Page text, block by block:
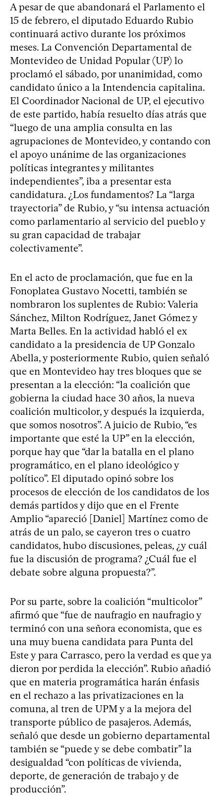
A pesar de que abandonará el Parlamento el
15 de febrero, el diputado Eduardo Rubio
continuará activo durante los próximos
meses. La Convención Departamental de
Montevideo de Unidad Popular (UP) lo
proclamó el sábado, por unanimidad, como
candidato único a la Intendencia capitalina.
El Coordinador Nacional de UP, el ejecutivo
de este partido, había resuelto días atrás que
“luego de una amplia consulta en las
agrupaciones de Montevideo, y contando con
el apoyo unánime de las organizaciones
políticas integrantes y militantes
independientes”, iba a presentar esta
candidatura. ¿Los fundamentos? La “larga
trayectoria” de Rubio, y “su intensa actuación
como parlamentario al servicio del pueblo y
su gran capacidad de trabajar
colectivamente”.
En el acto de proclamación, que fue en la
Fonoplatea Gustavo Nocetti, también se
nombraron los suplentes de Rubio: Valeria
Sánchez, Milton Rodríguez, Janet Gómez y
Marta Belles. En la actividad habló el ex
candidato a la presidencia de UP Gonzalo
Abella, y posteriormente Rubio, quien señaló
que en Montevideo hay tres bloques que se
presentan a la elección: “la coalición que
gobierna la ciudad hace 30 años, la nueva
coalición multicolor, y después la izquierda,
que somos nosotros”. A juicio de Rubio, “es
importante que esté la UP” en la elección,
porque hay que “dar la batalla en el plano
programático, en el plano ideológico y
político”. El diputado opinó sobre los
procesos de elección de los candidatos de los
demás partidos y dijo que en el Frente
Amplio “apareció [Daniel] Martínez como de
atrás de un palo, se cayeron tres o cuatro
candidatos, hubo discusiones, peleas, ¿y cuál
fue la discusión de programa? ¿Cuál fue el
debate sobre alguna propuesta?”.
Por su parte, sobre la coalición “multicolor”
afirmó que “fue de naufragio en naufragio y
terminó con una señora economista, que es
una muy buena candidata para Punta del
Este y para Carrasco, pero la verdad es que ya
dieron por perdida la elección”. Rubio añadió
que en materia programática harán énfasis
en el rechazo a las privatizaciones en la
comuna, al tren de UPM y a la mejora del
transporte público de pasajeros. Además,
señaló que desde un gobierno departamental
también se “puede y se debe combatir” la
desigualdad “con políticas de vivienda,
deporte, de generación de trabajo y de
producción”.